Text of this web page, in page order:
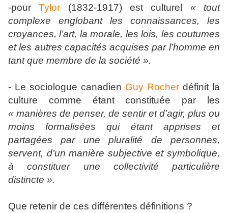
-pourTylor (1832-1917) est culturel « tout
complexe englobant les connaissances, les
croyances, l’art, la morale, les lois, les coutumes
et les autres capacités acquises par l’homme en
tant que membre de la société ».
- Le sociologue canadien Guy Rocher définit la
culture comme étant constituée par les
« manières de penser, de sentir et d’agir, plus ou
moins formalisées qui étant apprises et
partagées par une pluralité de personnes,
servent, d’un manière subjective et symbolique,
à constituer une collectivité particulière
distincte ».
Que retenir de ces différentes définitions ?